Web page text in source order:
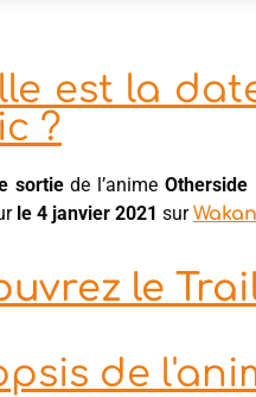
est la
?
sortiede l’anime Otherside
le 4 janvier 2021 sur
le
de